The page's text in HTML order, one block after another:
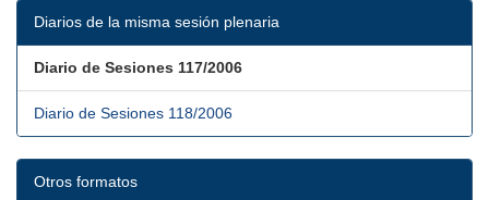
Diarios de la misma sesión plenaria
Diario de Sesiones 117/2006
Diario de Sesiones 118/2006
Otros formatos